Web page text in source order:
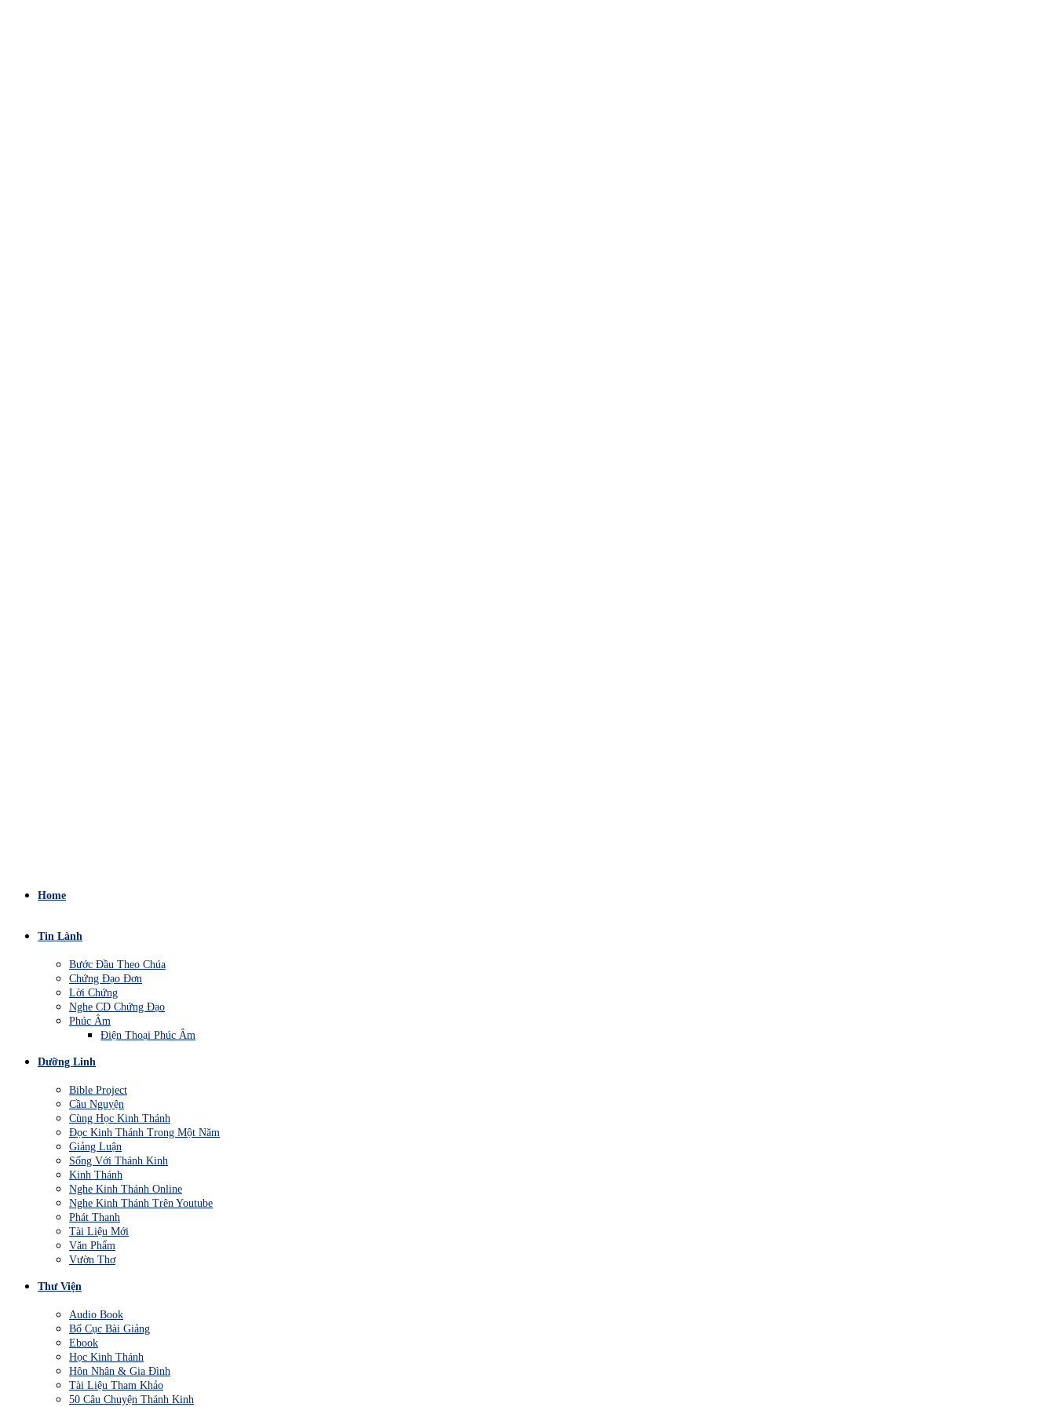
Home
Tin Lành
Bước Đầu Theo Chúa
Chứng Đạo Đơn
Lời Chứng
Nghe CD Chứng Đạo
Phúc Âm
Điện Thoại Phúc Âm
Dưỡng Linh
Bible Project
Cầu Nguyện
Cùng Học Kinh Thánh
Đọc Kinh Thánh Trong Một Năm
Giảng Luận
Sống Với Thánh Kinh
Kinh Thánh
Nghe Kinh Thánh Online
Nghe Kinh Thánh Trên Youtube
Phát Thanh
Tài Liệu Mới
Văn Phẩm
Vườn Thơ
Thư Viện
Audio Book
Bố Cục Bài Giảng
Ebook
Học Kinh Thánh
Hôn Nhân & Gia Đình
Tài Liệu Tham Khảo
50 Câu Chuyện Thánh Kinh